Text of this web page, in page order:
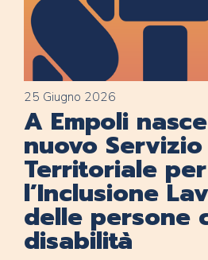
25 Giugno 2026
A Empoli
nuovo Servizio
Territoriale per
l’Inclusione
delle persone
disabilità